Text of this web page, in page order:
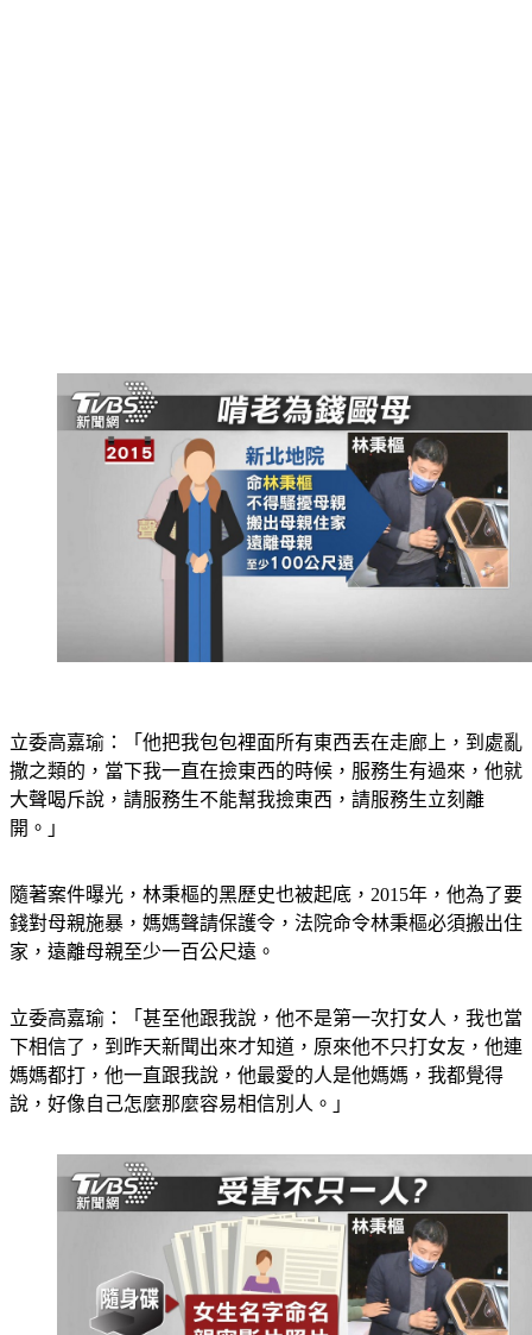
立委高嘉瑜：「他把我包包裡面所有東西丟在走廊上，到處亂
撒之類的，當下我一直在撿東西的時候，服務生有過來，他就
大聲喝斥說，請服務生不能幫我撿東西，請服務生立刻離
開。」
隨著案件曝光，林秉樞的黑歷史也被起底，2015年，他為了要
錢對母親施暴，媽媽聲請保護令，法院命令林秉樞必須搬出住
家，遠離母親至少一百公尺遠。
立委高嘉瑜：「甚至他跟我說，他不是第一次打女人，我也當
下相信了，到昨天新聞出來才知道，原來他不只打女友，他連
媽媽都打，他一直跟我說，他最愛的人是他媽媽，我都覺得
說，好像自己怎麼那麼容易相信別人。」